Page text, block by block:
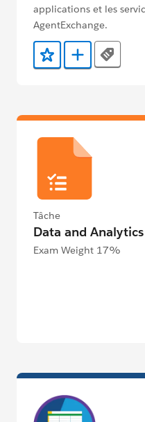
applications et les
AgentExchange.
Ajouter aux favoris
Ajouter au
Tags
Tâche
Data and
Exam Weight 17%